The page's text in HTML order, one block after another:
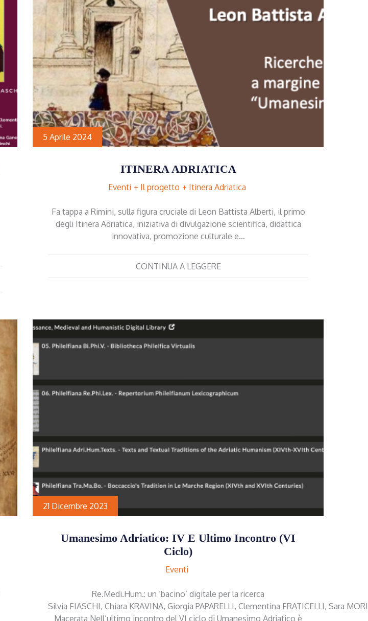
5 Aprile 2024
ITINERA ADRIATICA
Eventi Il progetto Itinera Adriatica
Fa tappa a Rimini, sulla figura cruciale di Leon Battista Alberti, il primo
degli Itinera Adriatica, iniziativa di divulgazione scientifica, didattica
innovativa, promozione culturale e…
CONTINUA A LEGGERE
21 Dicembre 2023
Umanesimo Adriatico: IV E Ultimo Incontro (VI
Ciclo)
Eventi
Re.Medi.Hum.: un ‘bacino’ digitale per la ricerca
Silvia FIASCHI, Chiara KRAVINA, Giorgia PAPARELLI, Clementina FRATICELLI, Sara
Macerata Nell’ultimo incontro del VI ciclo di Umanesimo Adriatico è